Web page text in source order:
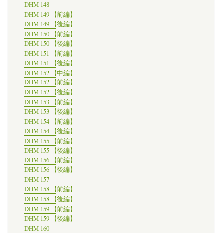
DHM 148
DHM 149 【前編】
DHM 149 【後編】
DHM 150 【前編】
DHM 150 【後編】
DHM 151 【前編】
DHM 151 【後編】
DHM 152 【中編】
DHM 152 【前編】
DHM 152 【後編】
DHM 153 【前編】
DHM 153 【後編】
DHM 154 【前編】
DHM 154 【後編】
DHM 155 【前編】
DHM 155 【後編】
DHM 156 【前編】
DHM 156 【後編】
DHM 157
DHM 158 【前編】
DHM 158 【後編】
DHM 159 【前編】
DHM 159 【後編】
DHM 160